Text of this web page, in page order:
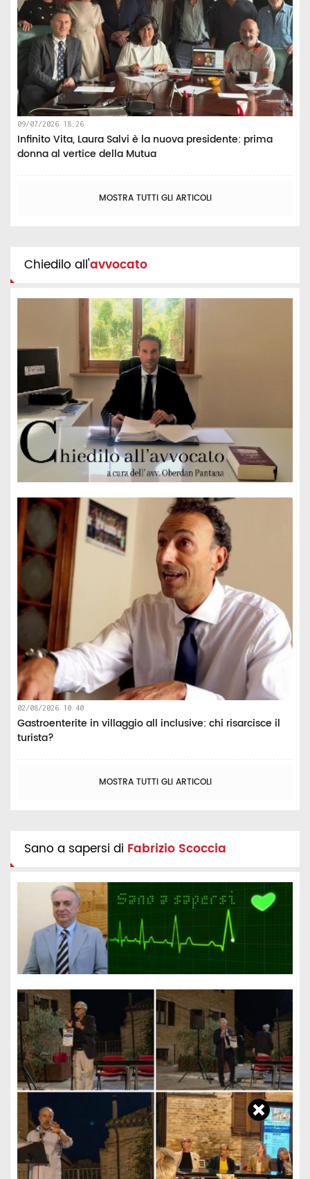
09/07/2026 18:26
Infinito Vita, Laura Salvi è la nuova presidente: prima
donna al vertice della Mutua
MOSTRA TUTTI GLI ARTICOLI
Chiedilo all'avvocato
02/08/2026 10:40
Gastroenterite in villaggio all inclusive: chi risarcisce il
turista?
MOSTRA TUTTI GLI ARTICOLI
Sano a sapersi di Fabrizio Scoccia